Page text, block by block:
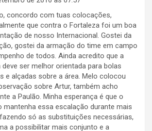
concordo com tuas colocações,
que contra o Fortaleza foi um boa
de nosso Internacional. Gostei da
gostei da armação do time em campo
de todos. Ainda acredito que a
ser melhor orientada para bolas
e alçadas sobre a área. Melo colocou
sobre Artur, também acho
a Paulão. Minha esperança é que o
mantenha essa escalação durante mais
só as substituições necessárias,
a possibilitar mais conjunto e a